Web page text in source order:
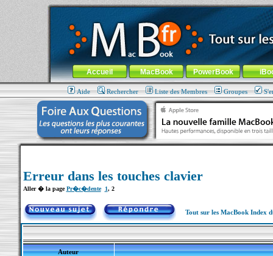
MacBook-fr.com : 100% Apple... 100% nomade !
Aller au contenu-Aller au menu général-Aller au menu de
Menu général
Accueil MacBook PowerBook
Aide Rechercher Liste des Membres Groupes
Erreur dans les touches clavier
Aller � la pagePr�c�dente 1, 2
Tout sur les MacBook Index
Auteur